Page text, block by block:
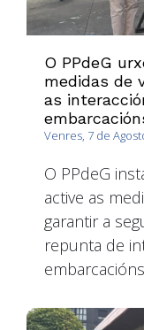
O PPdeG
medidas de
as
Venres, 7 de
O PPdeG
active as
garantir a
repunta de